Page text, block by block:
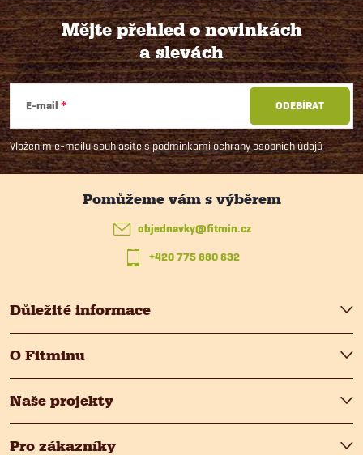
Z
á
p
Mějte přehled o novinkách
a slevách
E-mail
Vložením e-mailu souhlasíte spodmínkami ochrany osobních údajů
ODEBÍRAT
Důležité informace
O Fitminu
Naše projekty
Pro zákazníky
objednavky@fitmin.cz
+420 775 880 632